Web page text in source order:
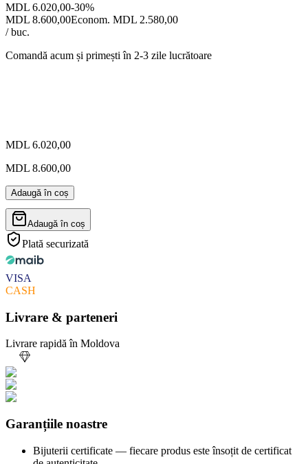
MDL 6.020,00-30%
MDL 8.600,00Econom. MDL 2.580,00
/ buc.
Comandă acum și primești în 2-3 zile lucrătoare
MDL 6.020,00
MDL 8.600,00
Adaugă în coș
Adaugă în coș
Plată securizată
VISA
CASH
Livrare & parteneri
Livrare rapidă în Moldova
Garanțiile noastre
Bijuterii certificate — fiecare produs este însoțit de certificat